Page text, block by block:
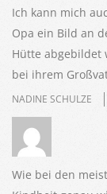
Ich kann mich
Opa ein Bild an
Hütte abgebildet
bei ihrem
NADINE SCHULZE
Wie bei den